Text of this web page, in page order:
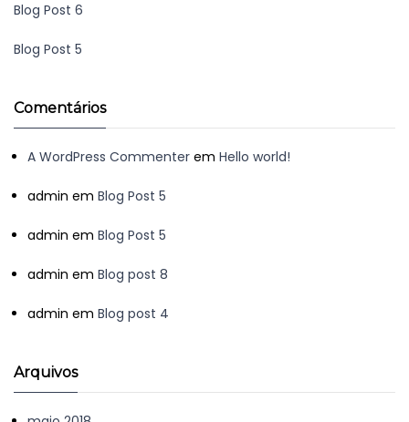
Blog Post 6
Blog Post 5
Comentários
A WordPress Commenter em Hello world!
admin em Blog Post 5
admin em Blog Post 5
admin em Blog post 8
admin em Blog post 4
Arquivos